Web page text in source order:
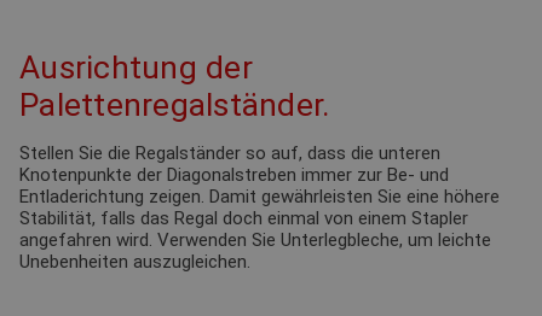
Ausrichtung der
Palettenregalständer.
Stellen Sie die Regalständer so auf, dass die unteren
Knotenpunkte der Diagonalstreben immer zur Be- und
Entladerichtung zeigen. Damit gewährleisten Sie eine höhere
Stabilität, falls das Regal doch einmal von einem Stapler
angefahren wird. Verwenden Sie Unterlegbleche, um leichte
Unebenheiten auszugleichen.